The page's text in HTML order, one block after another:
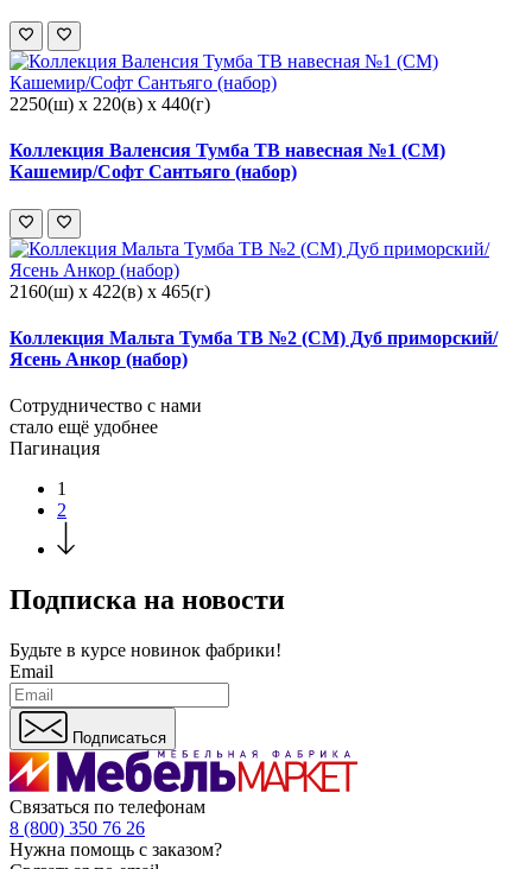
2250(ш) x 220(в) x 440(г)
Коллекция Валенсия Тумба ТВ навесная №1 (СМ)
Кашемир/Софт Сантьяго (набор)
2160(ш) x 422(в) x 465(г)
Коллекция Мальта Тумба ТВ №2 (СМ) Дуб приморский/
Ясень Анкор (набор)
Сотрудничество с нами
стало ещё удобнее
Пагинация
1
2
Подписка на новости
Будьте в курсе новинок фабрики!
Email
Подписаться
Связаться по телефонам
8 (800) 350 76 26
Нужна помощь с заказом?